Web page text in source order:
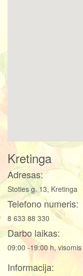
Kretinga
Adresas:
Stoties g. 13, Kretinga
Telefono numeris:
8 633 88 330
Darbo laikas:
09:00 -19:00 h,
Informacija: